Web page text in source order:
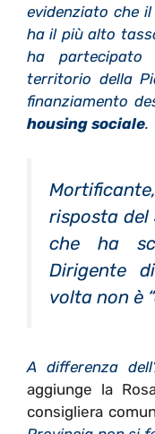
evidenziato che il
ha il più alto
ha
territorio della
finanziamento
housing sociale.
risposta del
che ha
Dirigente
volta non è
A differenza
aggiunge la
consigliera